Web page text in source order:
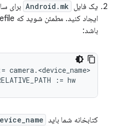
یک فایل Android.mk برای
باشد:
:= camera.<device_name>
کتابخانه شما باید